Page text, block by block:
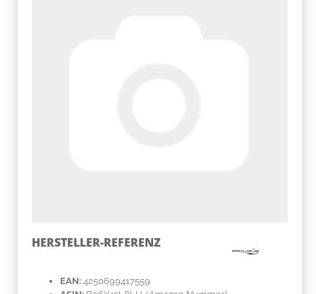
HERSTELLER-REFERENZ
EAN: 4250699417559